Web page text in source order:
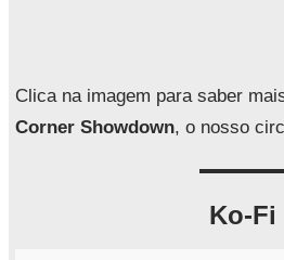
a
Clica na imagem para saber
Corner Showdown, o nosso
Ko-Fi